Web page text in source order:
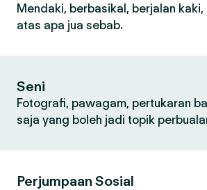
Mendaki, berbasikal, berjalan
atas apa jua sebab.
Seni
Fotografi, pawagam, pertukaran
saja yang boleh jadi topik
Perjumpaan Sosial